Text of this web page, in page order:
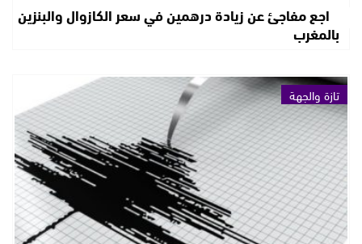
تراجع مفاجئ عن زيادة درهمين في سعر الكازوال والبنزين
بالمغرب
تازة والجهة